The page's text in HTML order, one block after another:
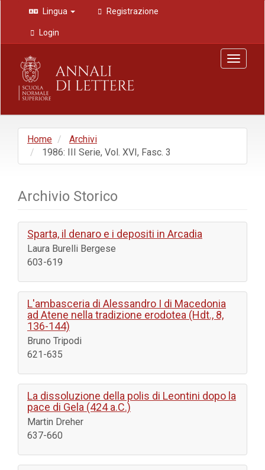
Navigazione
principale
Contenuto
principale
Barra
laterale
Lingua Registrazione
Login
Toggle
Home
Archivi
1986: III Serie, Vol. XVI, Fasc. 3
Archivio Storico
Sparta, il denaro e i depositi in Arcadia
Laura Burelli Bergese
603-619
L'ambasceria di Alessandro I di Macedonia
ad Atene nella tradizione erodotea (Hdt., 8,
136-144)
Bruno Tripodi
621-635
La dissoluzione della polis di Leontini dopo la
pace di Gela (424 a.C.)
Martin Dreher
637-660